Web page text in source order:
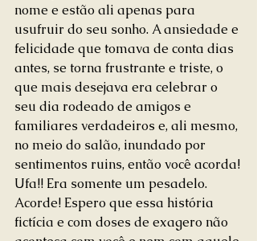
nome e estão ali apenas para
usufruir do seu sonho. A ansiedade e
felicidade que tomava de conta dias
antes, se torna frustrante e triste, o
que mais desejava era celebrar o
seu dia rodeado de amigos e
familiares verdadeiros e, ali mesmo,
no meio do salão, inundado por
sentimentos ruins, então você acorda!
Ufa!! Era somente um pesadelo.
Acorde! Espero que essa história
fictícia e com doses de exagero não